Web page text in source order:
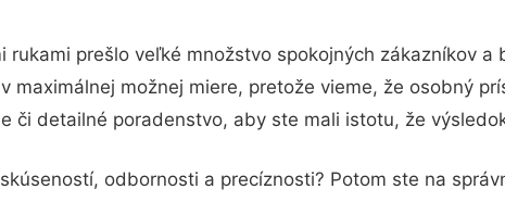
rukami prešlo veľké množstvo spokojných zákazníkov
maximálnej možnej miere, pretože vieme, že osobný
či detailné poradenstvo, aby ste mali istotu, že
odbornosti a precíznosti? Potom ste na